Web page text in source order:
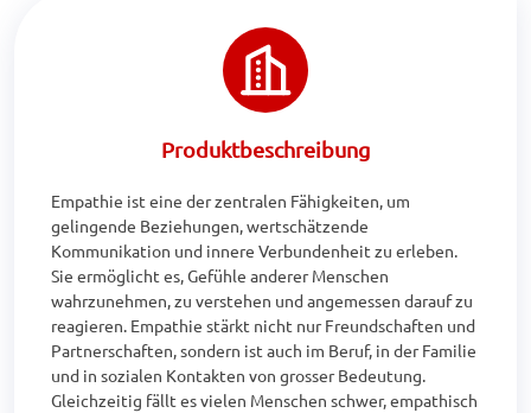
Produktbeschreibung
Empathie ist eine der zentralen Fähigkeiten, um
gelingende Beziehungen, wertschätzende
Kommunikation und innere Verbundenheit zu erleben.
Sie ermöglicht es, Gefühle anderer Menschen
wahrzunehmen, zu verstehen und angemessen darauf zu
reagieren. Empathie stärkt nicht nur Freundschaften und
Partnerschaften, sondern ist auch im Beruf, in der Familie
und in sozialen Kontakten von grosser Bedeutung.
Gleichzeitig fällt es vielen Menschen schwer, empathisch